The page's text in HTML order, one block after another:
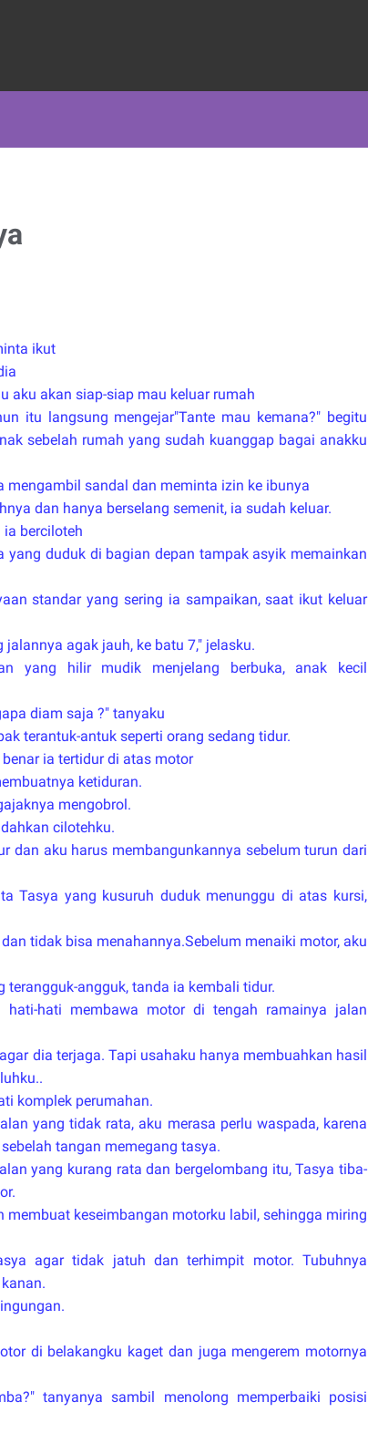
ikut
aku akan siap-siap mau keluar rumah
itu langsung mengejar"Tante mau kemana?" begitu
sebelah rumah yang sudah kuanggap bagai anakku
mengambil sandal dan meminta izin ke ibunya
dan hanya berselang semenit, ia sudah keluar.
ia berciloteh
duduk di bagian depan tampak asyik memainkan
standar yang sering ia sampaikan, saat ikut keluar
agak jauh, ke batu 7," jelasku.
yang hilir mudik menjelang berbuka, anak kecil
diam saja ?" tanyaku
terantuk-antuk seperti orang sedang tidur.
ia tertidur di atas motor
ketiduran.
mengobrol.
cilotehku.
dan aku harus membangunkannya sebelum turun dari
Tasya yang kusuruh duduk menunggu di atas kursi,
tidak bisa menahannya.Sebelum menaiki motor, aku
angguk, tanda ia kembali tidur.
hati membawa motor di tengah ramainya jalan
dia terjaga. Tapi usahaku hanya membuahkan hasil
komplek perumahan.
yang tidak rata, aku merasa perlu waspada, karena
tangan memegang tasya.
yang kurang rata dan bergelombang itu, Tasya tiba-
keseimbangan motorku labil, sehingga miring
agar tidak jatuh dan terhimpit motor. Tubuhnya
di belakangku kaget dan juga mengerem motornya
tanyanya sambil menolong memperbaiki posisi